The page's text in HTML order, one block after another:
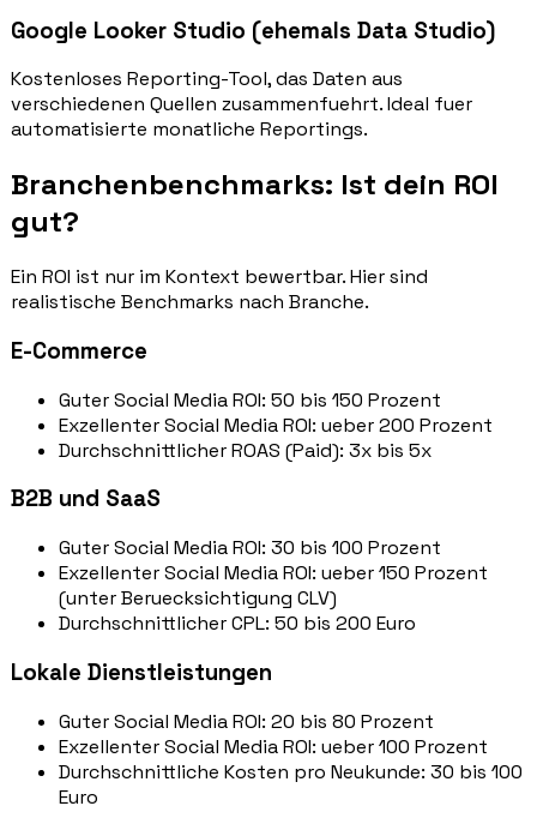
Google Looker Studio (ehemals Data Studio)
Kostenloses Reporting-Tool, das Daten aus
verschiedenen Quellen zusammenfuehrt. Ideal fuer
automatisierte monatliche Reportings.
Branchenbenchmarks: Ist dein ROI
gut?
Ein ROI ist nur im Kontext bewertbar. Hier sind
realistische Benchmarks nach Branche.
E-Commerce
Guter Social Media ROI: 50 bis 150 Prozent
Exzellenter Social Media ROI: ueber 200 Prozent
Durchschnittlicher ROAS (Paid): 3x bis 5x
B2B und SaaS
Guter Social Media ROI: 30 bis 100 Prozent
Exzellenter Social Media ROI: ueber 150 Prozent
(unter Beruecksichtigung CLV)
Durchschnittlicher CPL: 50 bis 200 Euro
Lokale Dienstleistungen
Guter Social Media ROI: 20 bis 80 Prozent
Exzellenter Social Media ROI: ueber 100 Prozent
Durchschnittliche Kosten pro Neukunde: 30 bis 100
Euro